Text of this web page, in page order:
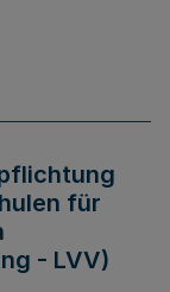
für
- LVV)